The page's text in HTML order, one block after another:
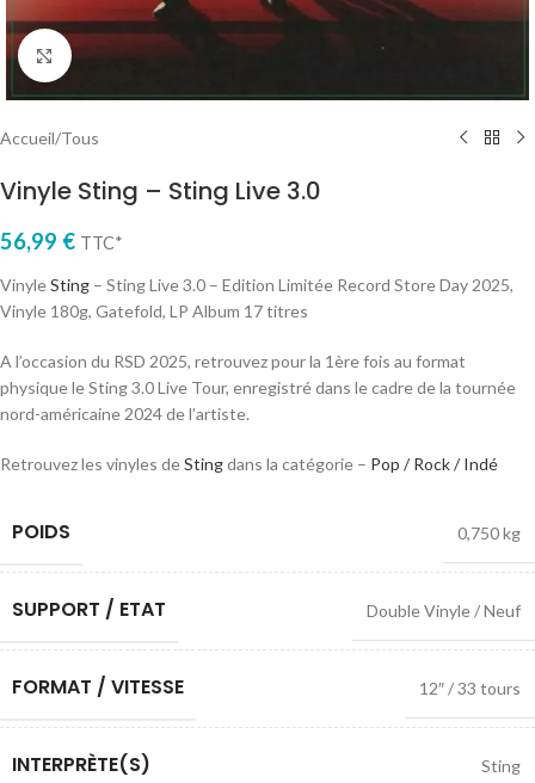
Cliquez pour agrandir
Accueil/Tous
Vinyle Sting – Sting Live 3.0
56,99 € TTC*
VinyleSting – Sting Live 3.0 – Edition Limitée Record Store Day 2025,
Vinyle 180g, Gatefold, LP Album 17 titres
A l’occasion du RSD 2025, retrouvez pour la 1ère fois au format
physique le Sting 3.0 Live Tour, enregistré dans le cadre de la tournée
nord-américaine 2024 de l’artiste.
Retrouvez les vinyles deStingdans la catégorie – Pop / Rock / Indé
POIDS 0,750 kg
SUPPORT / ETAT Double Vinyle / Neuf
FORMAT / VITESSE 12″ / 33 tours
INTERPRÈTE(S) Sting